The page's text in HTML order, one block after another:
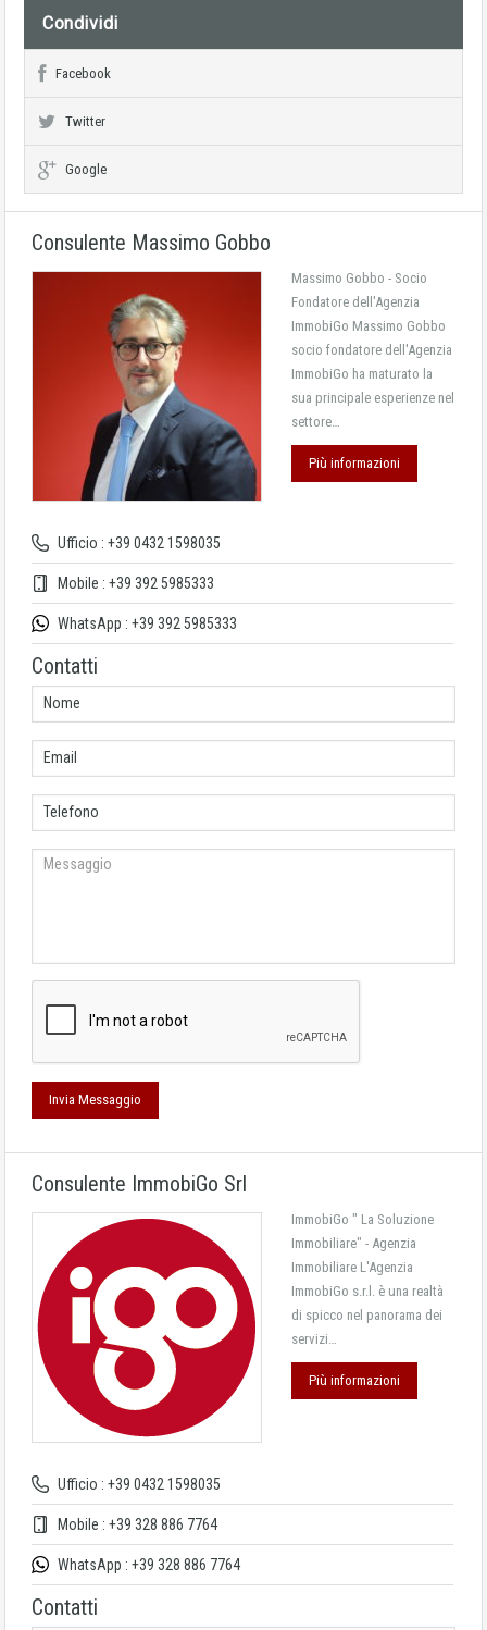
Condividi
Facebook
Twitter
Google
Consulente Massimo Gobbo
Ufficio : +39 0432 1598035
Mobile : +39 392 5985333
WhatsApp : +39 392 5985333
Massimo Gobbo - Socio
Fondatore dell'Agenzia
ImmobiGo Massimo Gobbo
socio fondatore dell'Agenzia
ImmobiGo ha maturato la
sua principale esperienze nel
settore…
Più informazioni
Contatti
Consulente ImmobiGo Srl
Ufficio : +39 0432 1598035
Mobile : +39 328 886 7764
WhatsApp : +39 328 886 7764
ImmobiGo " La Soluzione
Immobiliare" - Agenzia
Immobiliare L'Agenzia
ImmobiGo s.r.l. è una realtà
di spicco nel panorama dei
servizi…
Più informazioni
Contatti